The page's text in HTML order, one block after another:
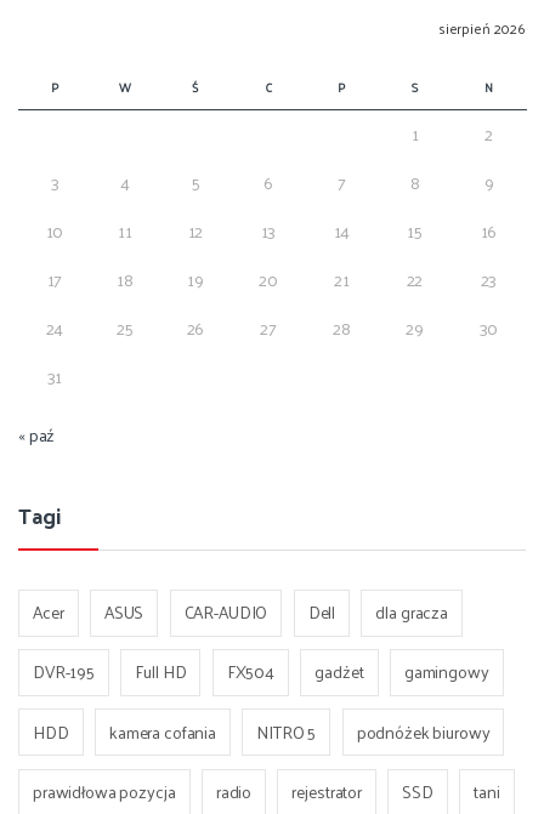
sierpień 2026
P W Ś C P S N
1
2
3
4 5 6 7 8
9
10
11 12 13 14 15
16
17
18 19 20 21 22
23
24
25 26 27 28 29
30
31
« paź
Tagi
Acer ASUS CAR-AUDIO Dell
dla gracza
DVR-195
Full HD FX504 gadżet
gamingowy
HDD
kamera cofania NITRO 5
podnóżek biurowy
prawidłowa pozycja
radio rejestrator SSD
tani